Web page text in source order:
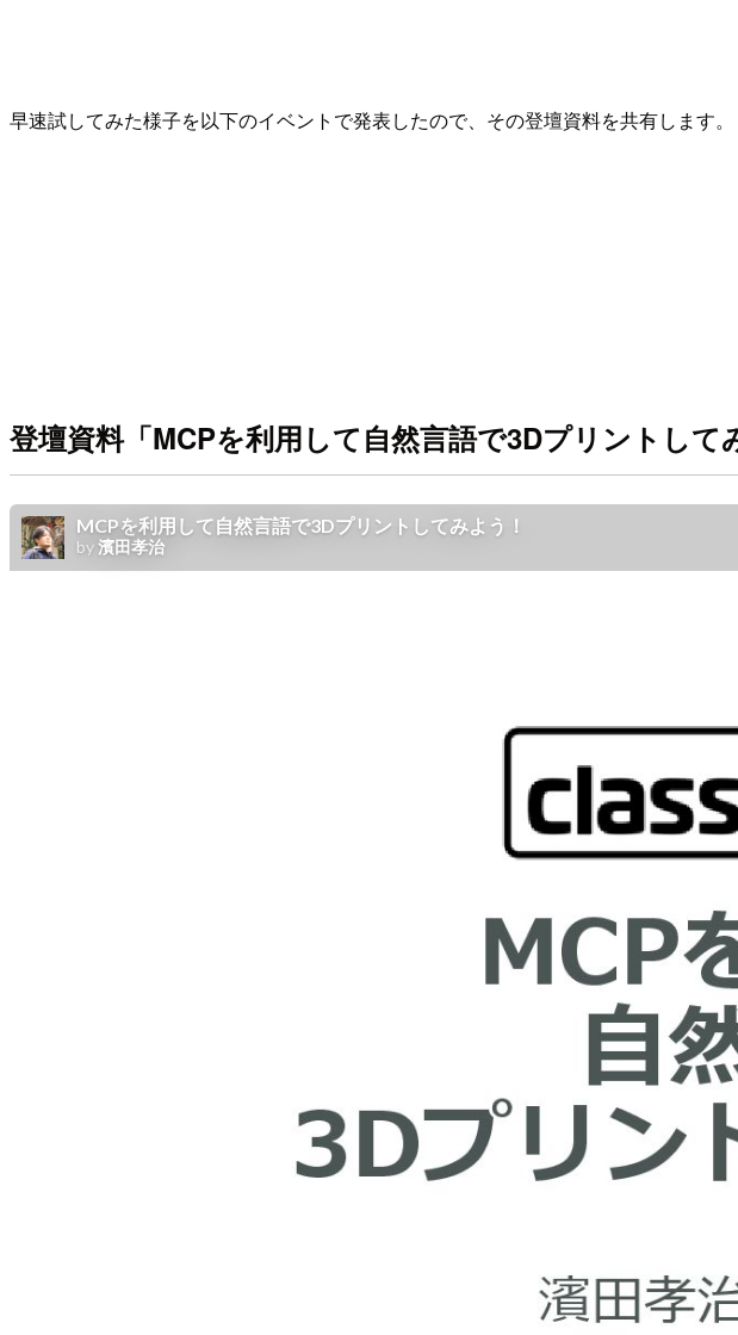
早速試してみた様子を以下のイベントで発表したので、その登壇資料を共有します。
登壇資料「MCPを利用して自然言語で3Dプリントして